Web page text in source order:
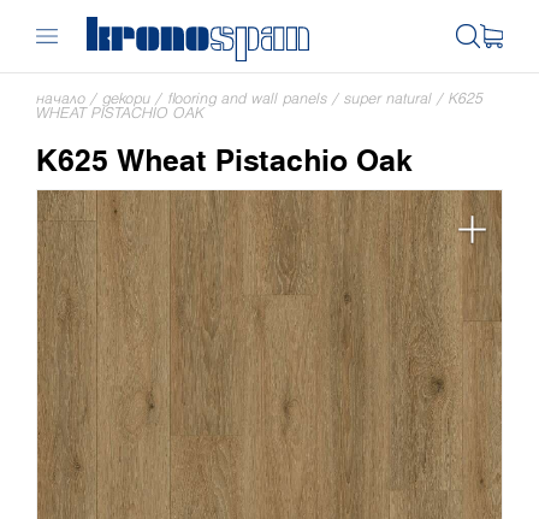
начало / декори / flooring and wall panels / super natural / K625
WHEAT PISTACHIO OAK
K625 Wheat Pistachio Oak